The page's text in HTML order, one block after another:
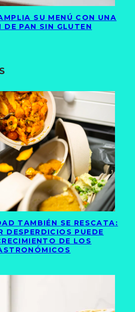
SU MENÚ CON UNA
DE PAN SIN GLUTEN
TAMBIÉN SE RESCATA:
DESPERDICIOS PUEDE
DE LOS